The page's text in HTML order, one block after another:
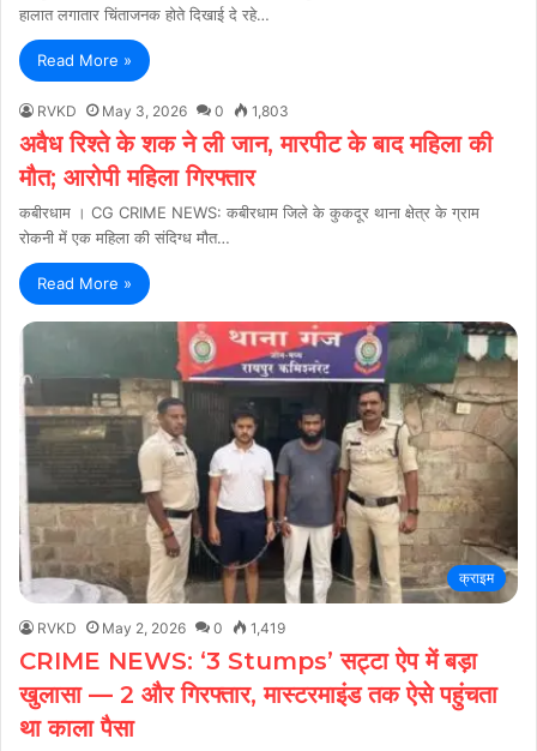
हालात लगातार चिंताजनक होते दिखाई दे रहे…
Read More »
RVKD May 3, 2026 0 1,803
अवैध रिश्ते के शक ने ली जान, मारपीट के बाद महिला की
मौत; आरोपी महिला गिरफ्तार
कबीरधाम । CG CRIME NEWS: कबीरधाम जिले के कुकदूर थाना क्षेत्र के ग्राम
रोकनी में एक महिला की संदिग्ध मौत…
Read More »
क्राइम
RVKD May 2, 2026 0 1,419
CRIME NEWS: ‘3 Stumps’ सट्टा ऐप में बड़ा
खुलासा — 2 और गिरफ्तार, मास्टरमाइंड तक ऐसे पहुंचता
था काला पैसा